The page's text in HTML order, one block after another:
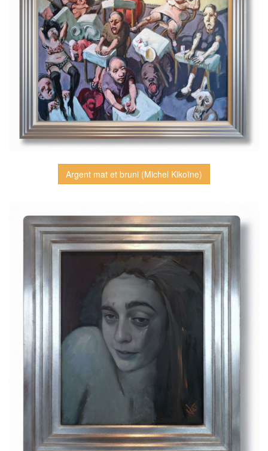
Argent mat et bruni (Michel Kikoïne)